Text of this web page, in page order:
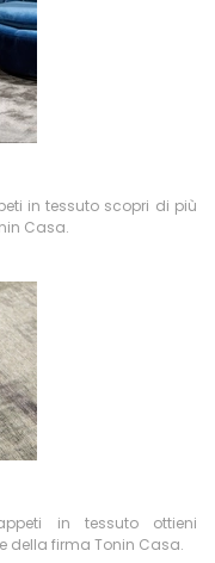
in tessuto scopri di più
Casa.
in tessuto ottieni
della firma Tonin Casa.